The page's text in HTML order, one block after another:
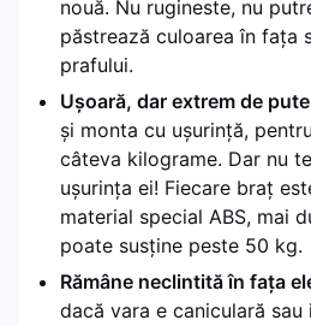
nouă. Nu rugineste, nu
păstrează culoarea în fața
prafului.
Ușoară, dar extrem de
și monta cu ușurință,
câteva kilograme. Dar nu
ușurința ei! Fiecare braț
material special ABS, mai
poate susține peste 50 kg.
Rămâne neclintită în fața
dacă vara e caniculară sau